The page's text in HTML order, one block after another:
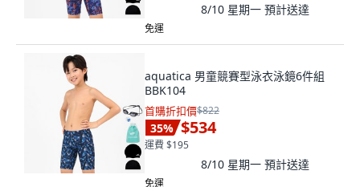
8/10 星期一 預計送達
免運
aquatica 男童競賽型泳衣泳鏡6件組
BBK104
首購折扣價$822
35% $534
運費 $195
8/10 星期一 預計送達
免運